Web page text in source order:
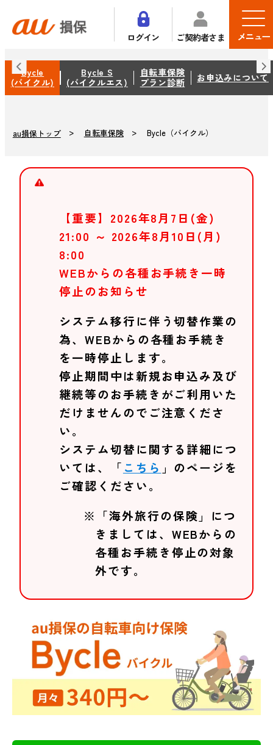
ログイン ご契約者さま メニュー
Bycle
(バイクル)
Bycle S
(バイクルエス)
自転車保険
プラン診断
お申込みについて
au損保トップ 自転車保険 Bycle（バイクル）
【重要】2026年8月7日(金)
21:00 ～ 2026年8月10日(月)
8:00
WEBからの各種お手続き一時
停止のお知らせ
システム移行に伴う切替作業の
為、WEBからの各種お手続き
を一時停止します。
停止期間中は新規お申込み及び
継続等のお手続きがご利用いた
だけませんのでご注意くださ
い。
システム切替に関する詳細につ
いては、「 こちら 」のページを
ご確認ください。
※「海外旅行の保険」につ
きましては、WEBからの
各種お手続き停止の対象
外です。